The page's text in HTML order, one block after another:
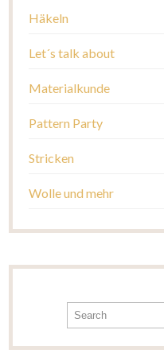
Häkeln
Let´s talk about
Materialkunde
Pattern Party
Stricken
Wolle und mehr